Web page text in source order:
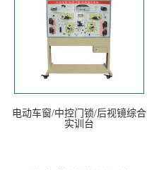
电动车窗/中控门锁/后视镜综合
实训台